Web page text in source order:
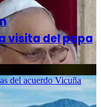
visita del papa
del acuerdo Vicuña